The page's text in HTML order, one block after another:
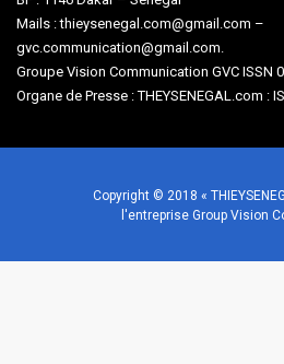
Mails : thieysenegal.com@gmail.com –
gvc.communication@gmail.com.
Groupe Vision Communication GVC ISSN
Organe de Presse : THEYSENEGAL.com :
Copyright © 2018 «
l'entreprise Group Vision